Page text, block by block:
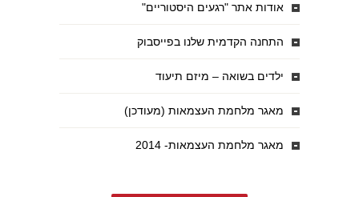
אודות אתר "רגעים היסטוריים"
התחנה הקדמית שלנו בפייסבוק
ילדים בשואה – מיזם תיעוד
מאגר מלחמת העצמאות (מעודכן)
מאגר מלחמת העצמאות- 2014